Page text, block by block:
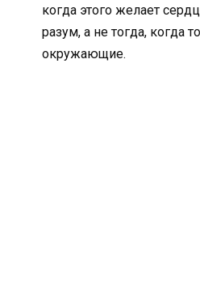
когда этого желает
разум, а не тогда, когда
окружающие.